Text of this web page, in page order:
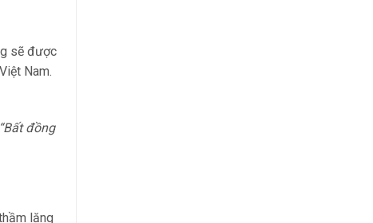
sẽ được
Nam.
“Bất đồng
lặng